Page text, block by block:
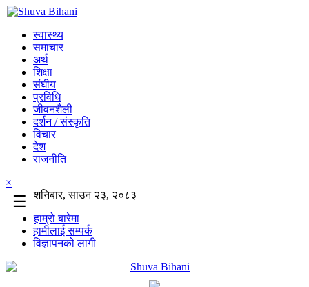
स्वास्थ्य
समाचार
अर्थ
शिक्षा
संघीय
प्रविधि
जीवनशैली
दर्शन / संस्कृति
विचार
देश
राजनीति
×
☰
शनिबार, साउन २३, २०८३
हाम्रो बारेमा
हामीलाई सम्पर्क
विज्ञापनको लागी